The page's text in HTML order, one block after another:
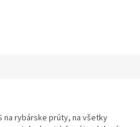
na rybárske prúty, na všetky